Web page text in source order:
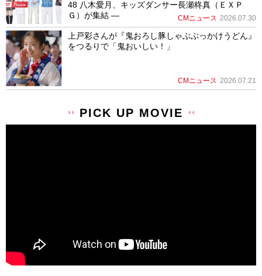
48 八木愛月、キッズダンサー長瀬柊真（ＥＸＰ
Ｇ）が集結 ―
CMニュース 2026.07.30
上戸彩さんが『鬼おろし豚しゃぶぶっかけうどん』
をつるりで「鬼おいしい！」
CMニュース 2026.07.21
PICK UP MOVIE